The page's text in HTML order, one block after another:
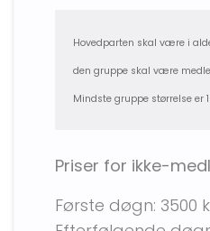
Hovedparten skal være i
den gruppe skal være
Mindste gruppe størrelse er
Priser for ikke-
Første døgn: 3500